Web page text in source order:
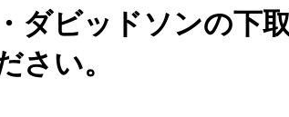
ダビッドソンの下
さい。